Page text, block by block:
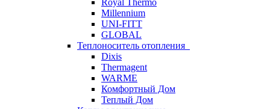
Royal Thermo
Millennium
UNI-FITT
GLOBAL
Теплоноситель отопления
Dixis
Thermagent
WARME
Комфортный Дом
Теплый Дом